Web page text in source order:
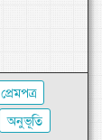
প্রেমপত্র
অনুভূতি